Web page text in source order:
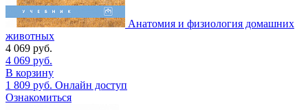
Анатомия и физиология домашних
животных
4 069 руб.
4 069 руб.
В корзину
1 809 руб. Онлайн доступ
Ознакомиться